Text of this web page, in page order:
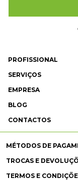
PROFISSIONAL
SERVIÇOS
EMPRESA
BLOG
CONTACTOS
MÉTODOS DE
TROCAS E
TERMOS E